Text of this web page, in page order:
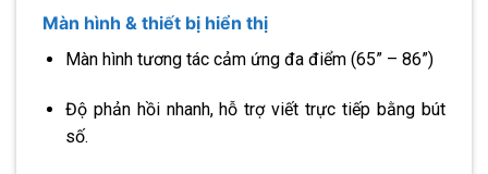
Màn hình & thiết bị hiển thị
Màn hình tương tác cảm ứng đa điểm (65” – 86”)
Độ phản hồi nhanh, hỗ trợ viết trực tiếp bằng bút
số.